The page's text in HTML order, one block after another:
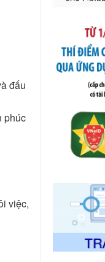
đấu
phúc
việc,
ngoại
Số kí
Tên:
của
số điều
hướng
ngoại
Ngày
Số kí
Tên:
của Bộ
87/
năm
chính
vi phạm
kho bạc
Ngày
Số kí